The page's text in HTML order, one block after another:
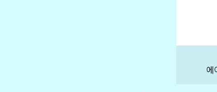
에